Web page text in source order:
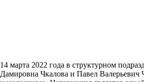
14 марта 2022 года в структурном
Дамировна Чкалова и Павел Валерьевич